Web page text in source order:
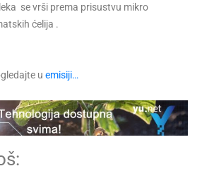
se vrši prema prisustvu mikro
ćelija .
u emisiji…